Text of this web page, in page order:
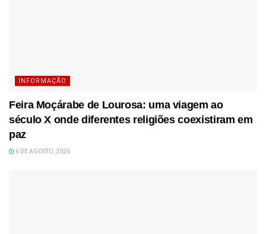
INFORMAÇÃO
Feira Moçárabe de Lourosa: uma viagem ao
século X onde diferentes religiões coexistiram em
paz
6 DE AGOSTO, 2026